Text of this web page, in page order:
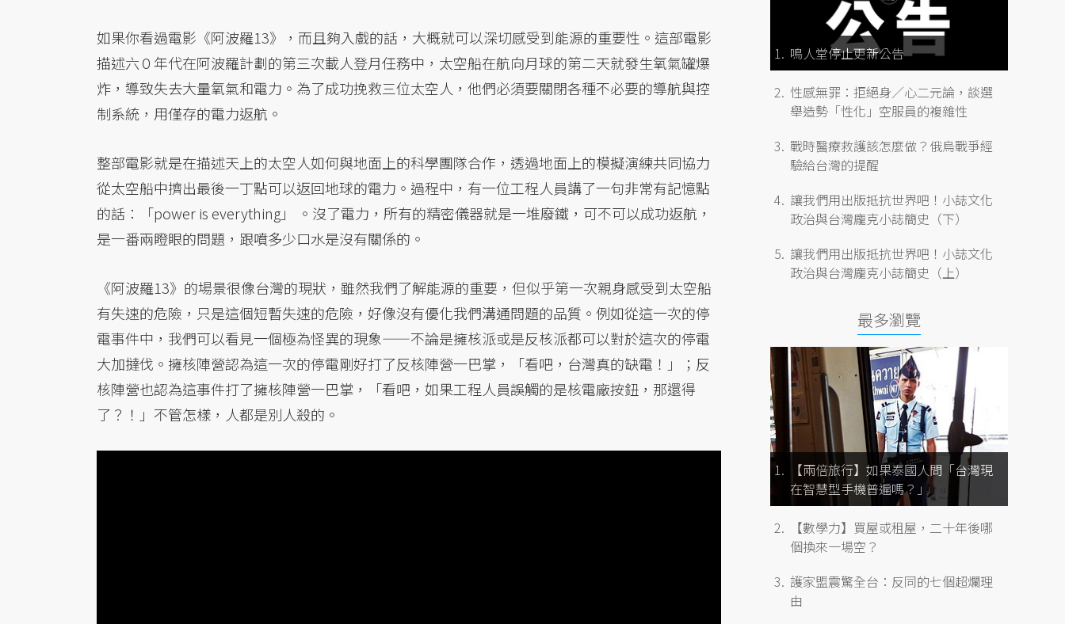
如果你看過電影《阿波羅13》，而且夠入戲的話，大概就可以深切感受到能源的重要性。這部電影
描述六０年代在阿波羅計劃的第三次載人登月任務中，太空船在航向月球的第二天就發生氧氣罐爆
炸，導致失去大量氧氣和電力。為了成功挽救三位太空人，他們必須要關閉各種不必要的導航與控
制系統，用僅存的電力返航。
整部電影就是在描述天上的太空人如何與地面上的科學團隊合作，透過地面上的模擬演練共同協力
從太空船中擠出最後一丁點可以返回地球的電力。過程中，有一位工程人員講了一句非常有記憶點
的話：「power is everything」 。沒了電力，所有的精密儀器就是一堆廢鐵，可不可以成功返航，
是一番兩瞪眼的問題，跟噴多少口水是沒有關係的。
《阿波羅13》的場景很像台灣的現狀，雖然我們了解能源的重要，但似乎第一次親身感受到太空船
有失速的危險，只是這個短暫失速的危險，好像沒有優化我們溝通問題的品質。例如從這一次的停
電事件中，我們可以看見一個極為怪異的現象——不論是擁核派或是反核派都可以對於這次的停電
大加撻伐。擁核陣營認為這一次的停電剛好打了反核陣營一巴掌，「看吧，台灣真的缺電！」；反
核陣營也認為這事件打了擁核陣營一巴掌，「看吧，如果工程人員誤觸的是核電廠按鈕，那還得
了？！」不管怎樣，人都是別人殺的。
鳴人堂停止更新公告
性感無罪：拒絕身／心二元論，談選
舉造勢「性化」空服員的複雜性
戰時醫療救護該怎麼做？俄烏戰爭經
驗給台灣的提醒
讓我們用出版抵抗世界吧！小誌文化
政治與台灣龐克小誌簡史（下）
讓我們用出版抵抗世界吧！小誌文化
政治與台灣龐克小誌簡史（上）
最多瀏覽
【兩倍旅行】如果泰國人問「台灣現
在智慧型手機普遍嗎？」
【數學力】買屋或租屋，二十年後哪
個換來一場空？
護家盟震驚全台：反同的七個超爛理
由